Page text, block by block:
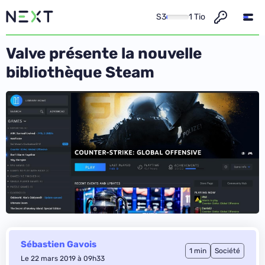
S3 1 Tio
Valve présente la nouvelle
bibliothèque Steam
Sébastien Gavois
Le 22 mars 2019 à 09h33
1 min Société